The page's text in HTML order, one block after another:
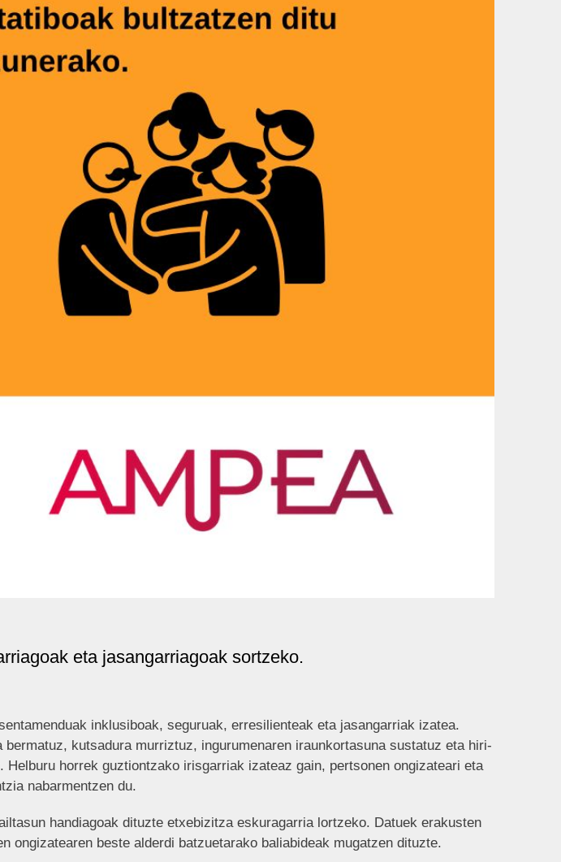
eta jasangarriagoak sortzeko.
inklusiboak, seguruak, erresilienteak eta jasangarriak izatea.
kutsadura murriztuz, ingurumenaren iraunkortasuna sustatuz eta hiri-
horrek guztiontzako irisgarriak izateaz gain, pertsonen ongizateari eta
nabarmentzen du.
handiagoak dituzte etxebizitza eskuragarria lortzeko. Datuek erakusten
ongizatearen beste alderdi batzuetarako baliabideak mugatzen dituzte.